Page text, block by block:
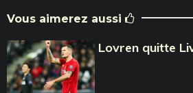
Vous aimerez aussi
Lovren quitte